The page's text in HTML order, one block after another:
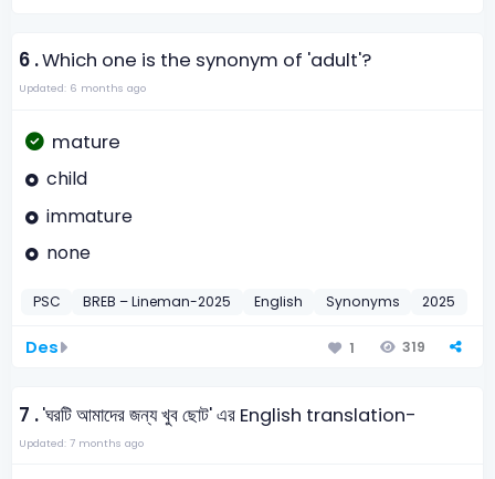
6 .Which one is the synonym of 'adult'?
Updated: 6 months ago
mature
child
immature
none
PSC BREB – Lineman-2025 English Synonyms 2025
Des 1 319
7 .'ঘরটি আমাদের জন্য খুব ছোট' এর English translation-
Updated: 7 months ago